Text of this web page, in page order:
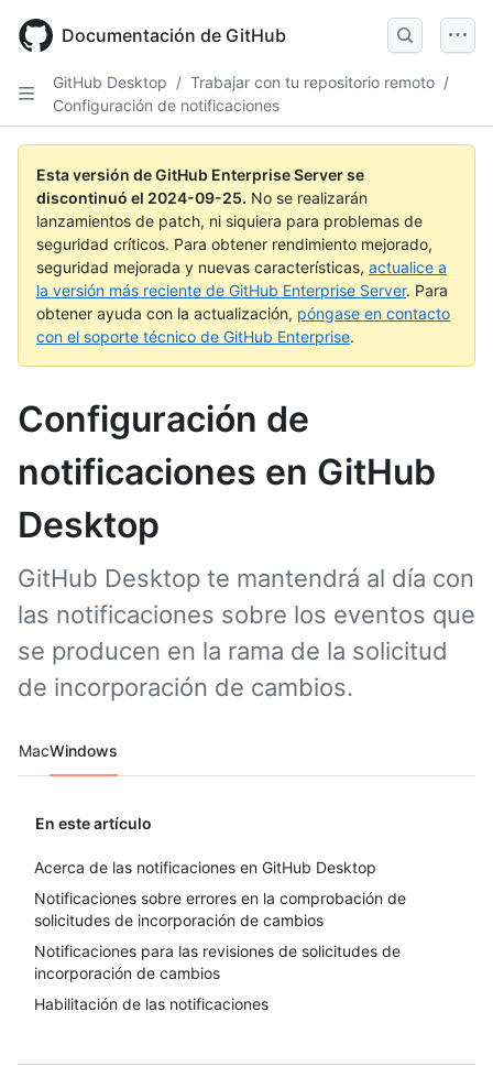
main
Documentación de GitHub
GitHub Desktop / Trabajar con tu repositorio remoto /
Configuración de notificaciones
Esta versión de GitHub Enterprise Server se
discontinuó el 2024-09-25. No se realizarán
lanzamientos de patch, ni siquiera para problemas de
seguridad críticos. Para obtener rendimiento mejorado,
seguridad mejorada y nuevas características, actualice a
la versión más reciente de GitHub Enterprise Server. Para
obtener ayuda con la actualización, póngase en contacto
con el soporte técnico de GitHub Enterprise.
Configuración de
notificaciones en GitHub
Desktop
GitHub Desktop te mantendrá al día con
las notificaciones sobre los eventos que
se producen en la rama de la solicitud
de incorporación de cambios.
Platform navigation
MacWindows
En este artículo
Acerca de las notificaciones en GitHub Desktop
Notificaciones sobre errores en la comprobación de
solicitudes de incorporación de cambios
Notificaciones para las revisiones de solicitudes de
incorporación de cambios
Habilitación de las notificaciones